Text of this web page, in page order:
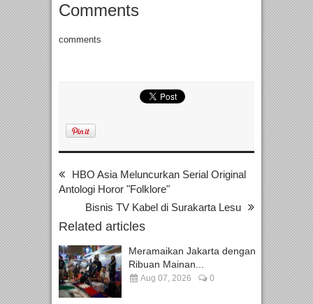
Comments
comments
HBO Asia Meluncurkan Serial Original
Antologi Horor "Folklore"
Bisnis TV Kabel di Surakarta Lesu
Related articles
Meramaikan Jakarta dengan
Ribuan Mainan...
Aug 07, 2026 0